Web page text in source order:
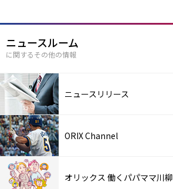
ニュースルーム
に関するその他の情報
ニュースリリース
ORIX Channel
オリックス 働くパパママ川柳